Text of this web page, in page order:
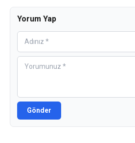
Yorum Yap
Gönder